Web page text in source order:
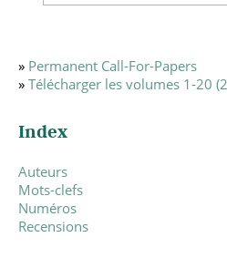
» Permanent Call-For-Papers
» Télécharger les volumes 1-20
Index
Auteurs
Mots-clefs
Numéros
Recensions